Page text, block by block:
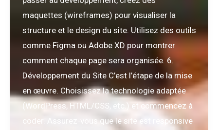
maquettes (wireframes) pour visualiser la
structure et le design du site. Utilisez des outils
comme Figma ou Adobe XD pour montrer
comment chaque page sera organisée. 6.
Développement du Site C’est l’étape de la mise
en œuvre. Choisissez la technologie adaptée
(WordPress, HTML/CSS, etc.) et commencez à
coder. Assurez-vous que le site est responsive